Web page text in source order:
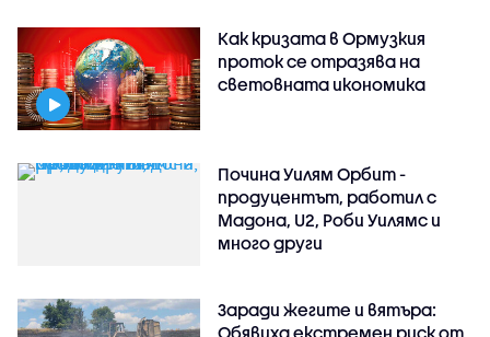
Как кризата в Ормузкия
проток се отразява на
световната икономика
Почина Уилям Орбит -
продуцентът, работил с
Мадона, U2, Роби Уилямс и
много други
Заради жегите и вятъра:
Обявиха екстремен риск от